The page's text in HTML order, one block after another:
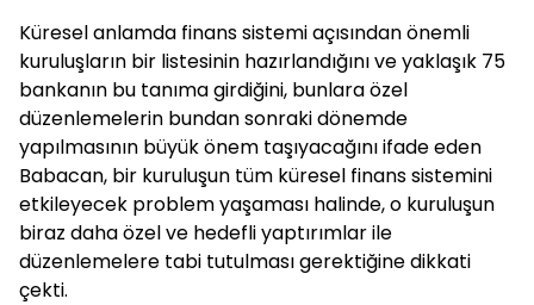
Küresel anlamda finans sistemi açısından önemli
kuruluşların bir listesinin hazırlandığını ve yaklaşık 75
bankanın bu tanıma girdiğini, bunlara özel
düzenlemelerin bundan sonraki dönemde
yapılmasının büyük önem taşıyacağını ifade eden
Babacan, bir kuruluşun tüm küresel finans sistemini
etkileyecek problem yaşaması halinde, o kuruluşun
biraz daha özel ve hedefli yaptırımlar ile
düzenlemelere tabi tutulması gerektiğine dikkati
çekti.